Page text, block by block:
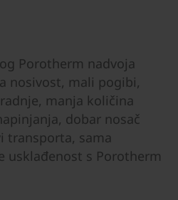
Porotherm nadvoja
nosivost, mali pogibi,
manja količina
dobar nosač
transporta, sama
usklađenost s Porotherm